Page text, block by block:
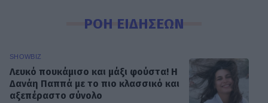
ΡΟΗ ΕΙΔΗΣΕΩΝ
SHOWBIZ
Λευκό πουκάμισο και μάξι φούστα! Η
Δανάη Παππά με το πιο κλασσικό και
αξεπέραστο σύνολο